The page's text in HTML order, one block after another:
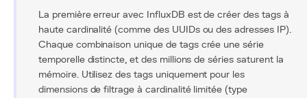
La première erreur avec InfluxDB est de créer des tags à
haute cardinalité (comme des UUIDs ou des adresses IP).
Chaque combinaison unique de tags crée une série
temporelle distincte, et des millions de séries saturent la
mémoire. Utilisez des tags uniquement pour les
dimensions de filtrage à cardinalité limitée (type